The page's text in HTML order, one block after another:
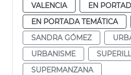
VALENCIA
EN
EN PORTADA TEMÁTICA
SANDRA GÓMEZ
URBANISME
SUPERMANZANA